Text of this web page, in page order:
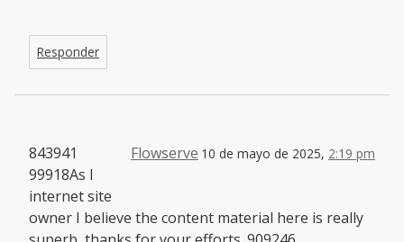
Responder
Flowserve 10 de mayo de 2025, 2:19 pm
843941
99918As I
internet site
owner I believe the content material here is really